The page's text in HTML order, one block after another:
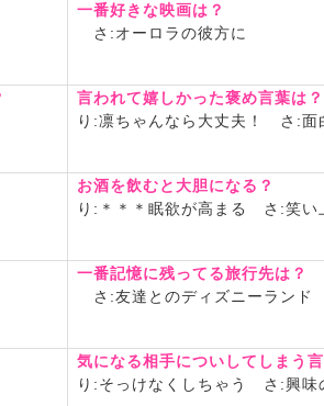
☆石川凛子☆ちゃん（リンリン）
さんちゃん（サンサン）
一番好きな映画は？
さ:オーロラの彼方に
言われて嬉しかった褒め言葉は？
り:凛ちゃんなら大丈夫！ さ:面
お酒を飲むと大胆になる？
り:＊＊＊眠欲が高まる さ:笑い
一番記憶に残ってる旅行先は？
さ:友達とのディズニーランド
気になる相手についしてしまう
り:そっけなくしちゃう さ:興味